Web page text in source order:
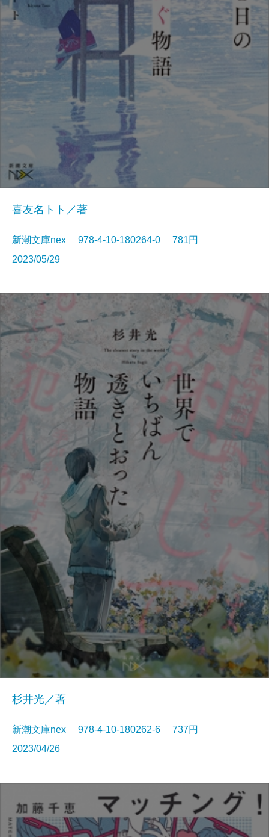
喜友名トト／著
新潮文庫nex 978-4-10-180264-0 781円
2023/05/29
杉井光／著
新潮文庫nex 978-4-10-180262-6 737円
2023/04/26